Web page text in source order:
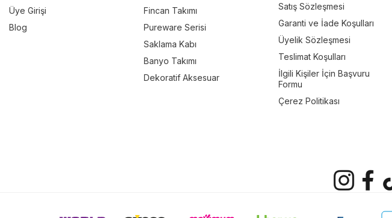
Üye Girişi
Blog
Fincan Takımı
Pureware Serisi
Saklama Kabı
Banyo Takımı
Dekoratif Aksesuar
Satış Sözleşmesi
Garanti ve İade Koşulları
Üyelik Sözleşmesi
Teslimat Koşulları
İlgili Kişiler İçin Başvuru
Formu
Çerez Politikası